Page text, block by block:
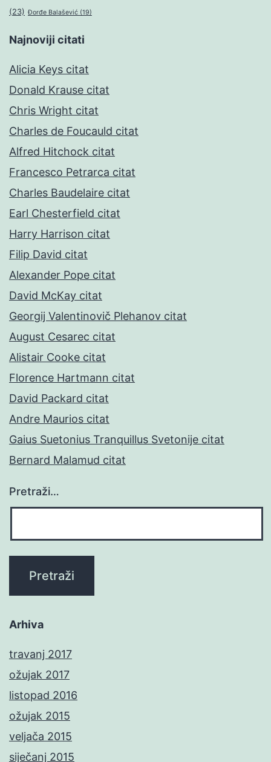
(23) Đorđe Balašević (19)
Najnoviji citati
Alicia Keys citat
Donald Krause citat
Chris Wright citat
Charles de Foucauld citat
Alfred Hitchock citat
Francesco Petrarca citat
Charles Baudelaire citat
Earl Chesterfield citat
Harry Harrison citat
Filip David citat
Alexander Pope citat
David McKay citat
Georgij Valentinovič Plehanov citat
August Cesarec citat
Alistair Cooke citat
Florence Hartmann citat
David Packard citat
Andre Maurios citat
Gaius Suetonius Tranquillus Svetonije citat
Bernard Malamud citat
Pretraži…
Arhiva
travanj 2017
ožujak 2017
listopad 2016
ožujak 2015
veljača 2015
siječanj 2015